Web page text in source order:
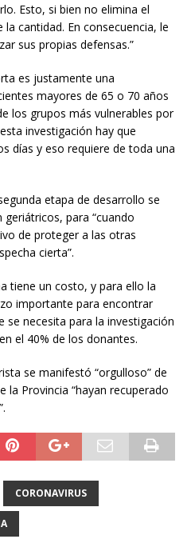
Esto, si bien no elimina el
cantidad. En consecuencia, le
sus propias defensas.”
es justamente una
mayores de 65 o 70 años
los grupos más vulnerables por
investigación hay que
días y eso requiere de toda una
etapa de desarrollo se
para “cuando
de proteger a las otras
cierta”.
tiene un costo, y para ello la
importante para encontrar
se necesita para la investigación
el 40% de los donantes.
se manifestó “orgulloso” de
la Provincia “hayan recuperado
CORONAVIRUS